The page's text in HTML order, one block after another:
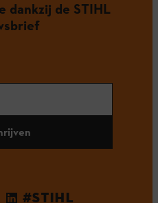
dankzij de STIHL
#STIHL